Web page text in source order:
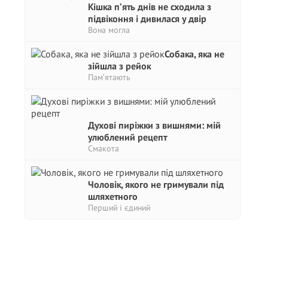
Кішка п’ять днів не сходила з
підвіконня і дивилася у двір
Вона могла
Собака, яка не
зійшла з рейок
Пам’ятають
Духові пиріжки з вишнями: мій
улюблений рецепт
Смакота
Чоловік, якого не гримували під
шляхетного
Перший і єдиний